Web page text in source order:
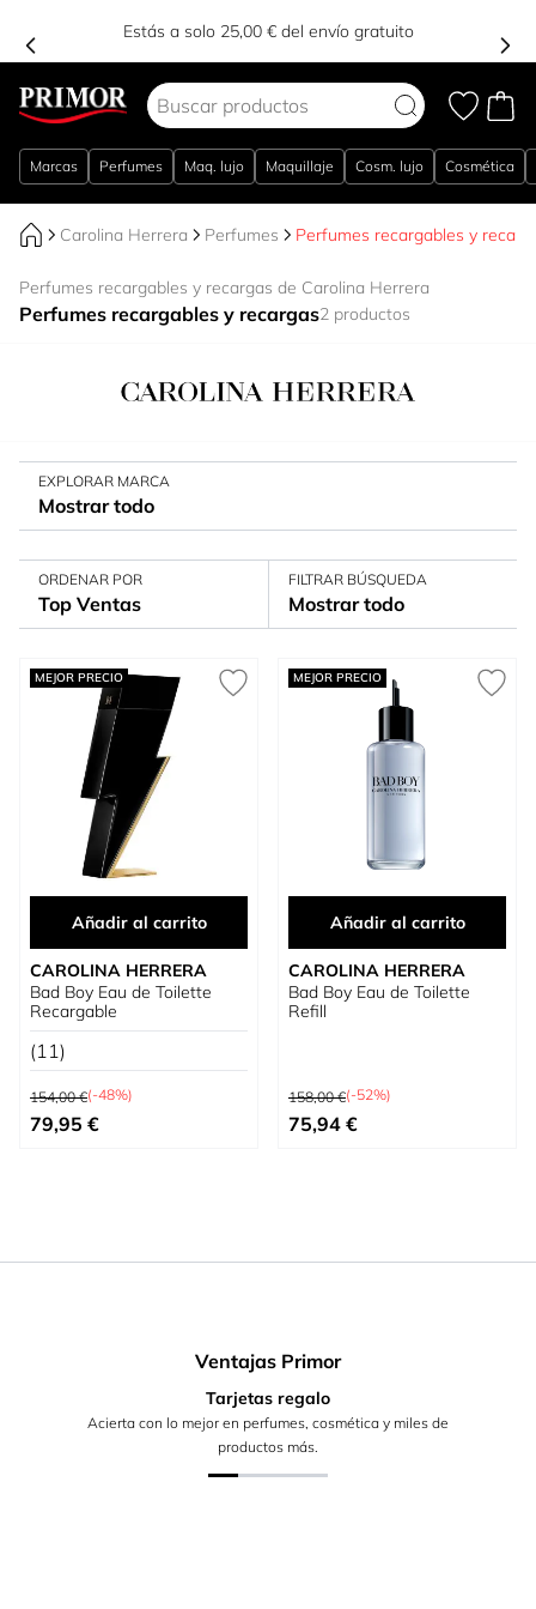
Estás a solo 25,00 € del envío gratuito
Marcas Perfumes Maq. lujo Maquillaje Cosm. lujo Cosmética
Carolina Herrera Perfumes Perfumes recargables y
Perfumes recargables y recargas de Carolina Herrera
Perfumes recargables y recargas2 productos
EXPLORAR MARCA
Mostrar todo
ORDENAR POR
Top Ventas
FILTRAR BÚSQUEDA
Mostrar todo
MEJOR PRECIO
Añadir al carrito
CAROLINA HERRERA
Bad Boy Eau de Toilette
Recargable
(11)
Precio habitual
154,00 €(-48%)
Precio especial
79,95 €
MEJOR PRECIO
Añadir al carrito
CAROLINA HERRERA
Bad Boy Eau de Toilette
Refill
Precio habitual
158,00 €(-52%)
Precio especial
75,94 €
Ventajas Primor
Tarjetas regalo
Acierta con lo mejor en perfumes, cosmética y miles de
productos más.